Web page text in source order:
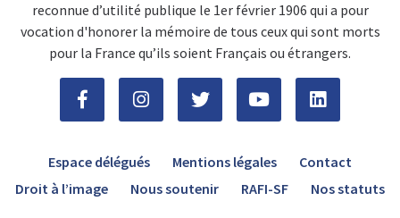
reconnue d’utilité publique le 1er février 1906 qui a pour
vocation d'honorer la mémoire de tous ceux qui sont morts
pour la France qu’ils soient Français ou étrangers.
Espace délégués Mentions légales
Contact
Droit à l’image
Nous soutenir RAFI-SF Nos statuts